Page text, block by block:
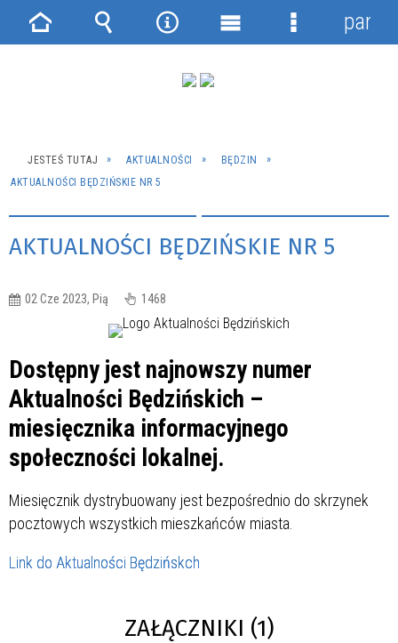
JESTEŚ TUTAJ AKTUALNOŚCI
BĘDZIN
AKTUALNOŚCI BĘDZIŃSKIE NR 5
AKTUALNOŚCI BĘDZIŃSKIE NR 5
02 Cze 2023, Pią 1468
Dostępny jest najnowszy numer
Aktualności Będzińskich –
miesięcznika informacyjnego
społeczności lokalnej.
Miesięcznik dystrybuowany jest bezpośrednio do skrzynek
pocztowych wszystkich mieszkańców miasta.
Link do Aktualności Będzińskch
ZAŁĄCZNIKI (1)
Strona Wyszukiwarka
NarzędziaMenu
Menu
panel